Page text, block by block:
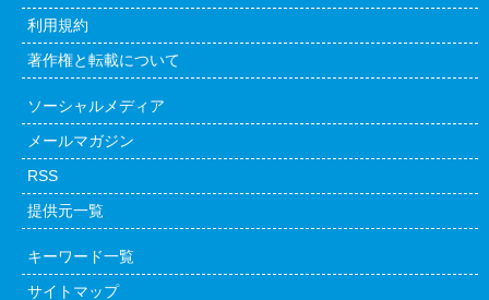
利用規約
著作権と転載について
ソーシャルメディア
メールマガジン
RSS
提供元一覧
キーワード一覧
サイトマップ